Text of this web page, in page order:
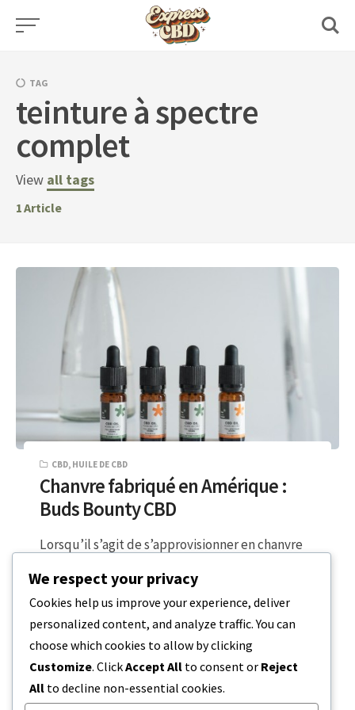
Skip
TAG
teinture à spectre
complet
View all tags
1Article
CBD, HUILE DE CBD
Chanvre fabriqué en Amérique :
Buds Bounty CBD
Lorsqu’il s’agit de s’approvisionner en chanvre
tournons vers le nord-ouest des États-Unis…
3 MINUTES DE LECTURE 26 JUIN 2023
We respect your privacy
Cookies help us improve your experience, deliver
personalized content, and analyze traffic. You can
choose which cookies to allow by clicking
Customize. ClickAccept All to consent or Reject
All to decline non-essential cookies.